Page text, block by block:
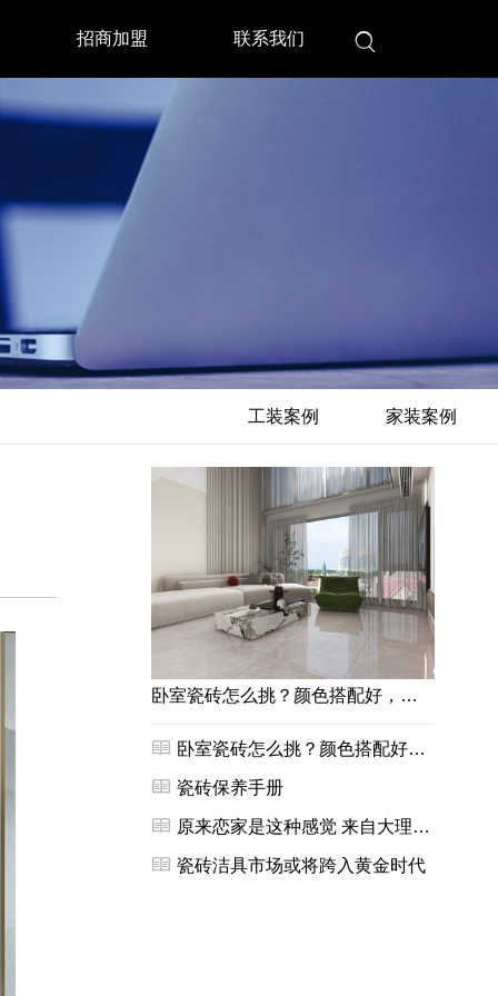
招商加盟 联系我们 
工装案例 家装案例
卧室瓷砖怎么挑？颜色搭配好，看着简约又大气！
 卧室瓷砖怎么挑？颜色搭配好，看着简约又大气！
 瓷砖保养手册
 原来恋家是这种感觉 来自大理石瓷砖装修风格
 瓷砖洁具市场或将跨入黄金时代